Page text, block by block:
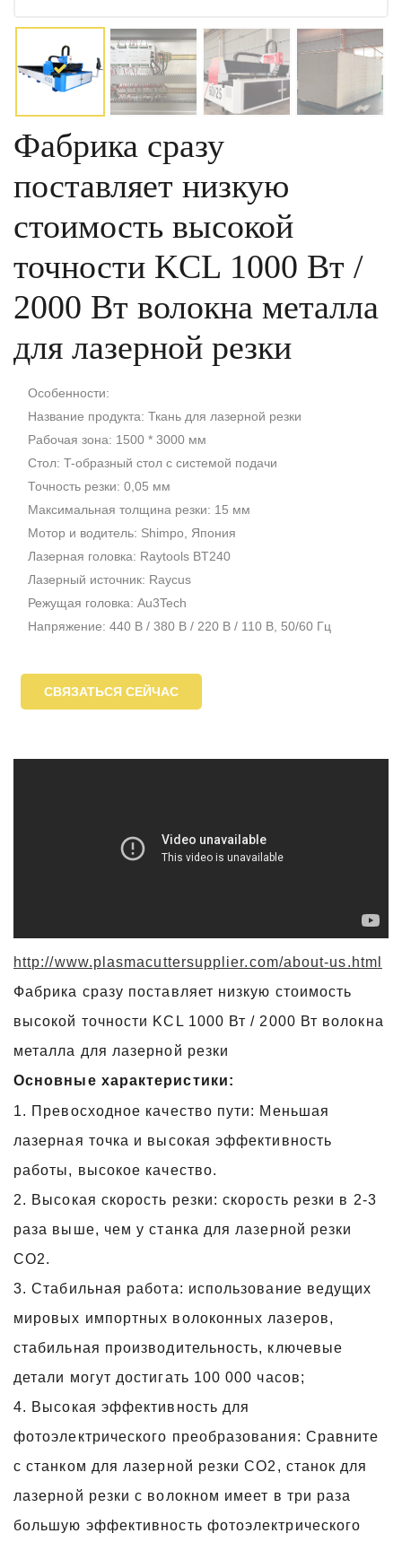
Фабрика сразу
поставляет низкую
стоимость высокой
точности KCL 1000 Вт /
2000 Вт волокна металла
для лазерной резки
Особенности:
Название продукта: Ткань для лазерной резки
Рабочая зона: 1500 * 3000 мм
Стол: T-образный стол с системой подачи
Точность резки: 0,05 мм
Максимальная толщина резки: 15 мм
Мотор и водитель: Shimpo, Япония
Лазерная головка: Raytools BT240
Лазерный источник: Raycus
Режущая головка: Au3Tech
Напряжение: 440 В / 380 В / 220 В / 110 В, 50/60 Гц
СВЯЗАТЬСЯ СЕЙЧАС
http://www.plasmacuttersupplier.com/about-us.html
Фабрика сразу поставляет низкую стоимость
высокой точности KCL 1000 Вт / 2000 Вт волокна
металла для лазерной резки
Основные характеристики:
1. Превосходное качество пути: Меньшая
лазерная точка и высокая эффективность
работы, высокое качество.
2. Высокая скорость резки: скорость резки в 2-3
раза выше, чем у станка для лазерной резки
CO2.
3. Стабильная работа: использование ведущих
мировых импортных волоконных лазеров,
стабильная производительность, ключевые
детали могут достигать 100 000 часов;
4. Высокая эффективность для
фотоэлектрического преобразования: Сравните
с станком для лазерной резки CO2, станок для
лазерной резки с волокном имеет в три раза
большую эффективность фотоэлектрического